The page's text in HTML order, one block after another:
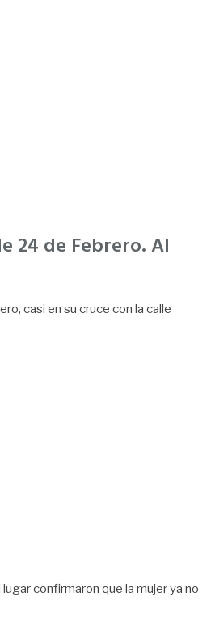
24 de Febrero. Al
casi en su cruce con la calle
confirmaron que la mujer ya no